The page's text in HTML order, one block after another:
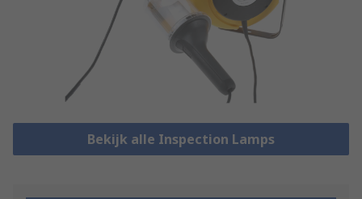
Bekijk alle Inspection Lamps